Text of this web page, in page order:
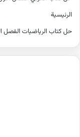
الرئيسية
حل كتاب الرياضيات الفصل